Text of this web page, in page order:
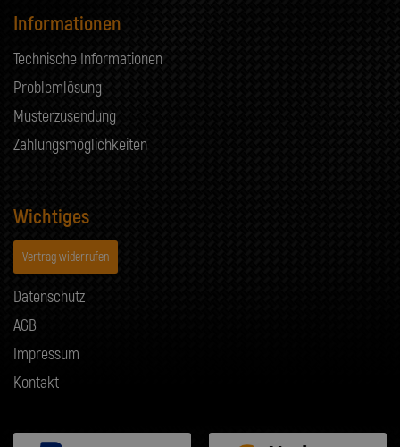
Informationen
Technische Informationen
Problemlösung
Musterzusendung
Zahlungsmöglichkeiten
Wichtiges
Vertrag widerrufen
Datenschutz
AGB
Impressum
Kontakt